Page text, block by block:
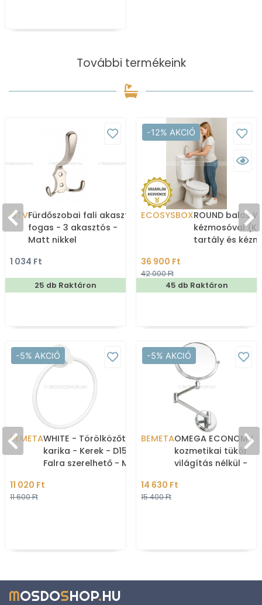
További termékeink
GTVFürdőszobai fali akasztó,
fogas - 3 akasztós -
Matt nikkel
1 034 Ft
25 db Raktáron
-12% AKCIÓ
ECOSYSBOXROUND balos
kézmosóval
tartály és
36 900 Ft
42 000 Ft
45 db Raktáron
-5% AKCIÓ
BEMETAWHITE - Törölközőtartó
karika - Kerek - D15cm -
Falra szerelhető - Matt
11 020 Ft
11 600 Ft
-5% AKCIÓ
BEMETAOMEGA ECONOMY
kozmetikai tükör
világítás nélkül -
D15cm - Krómozott
14 630 Ft
15 400 Ft
MOSDOSHOP.HU